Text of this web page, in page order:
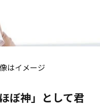
はイメージ
ぼ神」として君